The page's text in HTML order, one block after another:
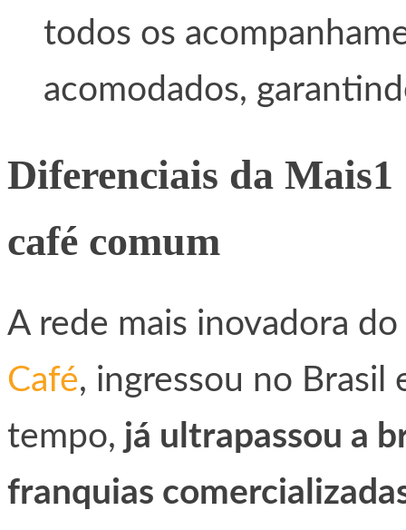
todos os
acomodados,
Diferenciais da Mais1
café comum
A rede mais inovadora
Café, ingressou no
tempo, já ultrapassou a
franquias